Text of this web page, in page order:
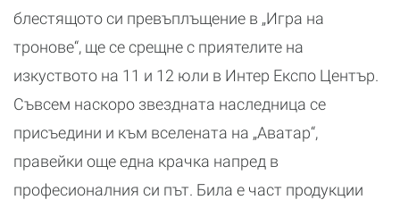
блестящото си превъплъщение в „Игра на
тронове“, ще се срещне с приятелите на
изкуството на 11 и 12 юли в Интер Експо Център.
Съвсем наскоро звездната наследница се
присъедини и към вселената на „Аватар“,
правейки още една крачка напред в
професионалния си път. Била е част продукции